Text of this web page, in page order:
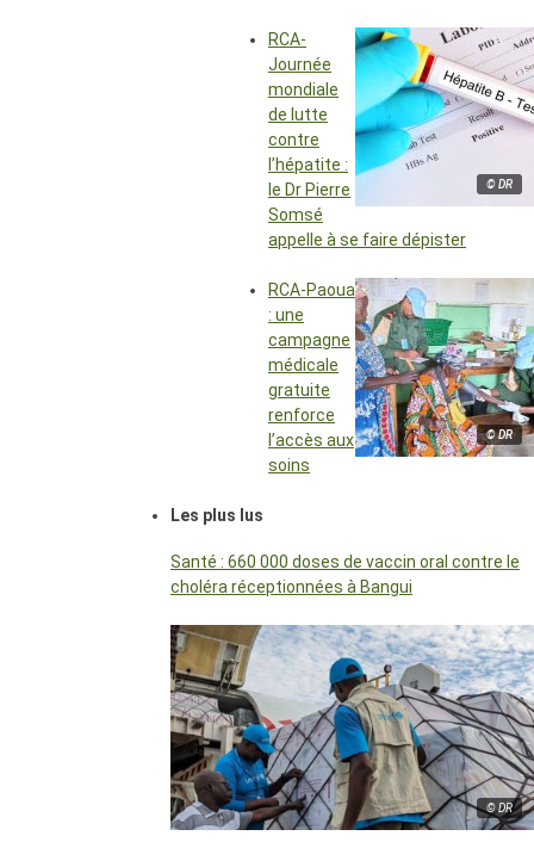
© DR
RCA-
Journée
mondiale
de lutte
contre
l’hépatite :
le Dr Pierre
Somsé
appelle à se faire dépister
© DR
RCA-Paoua
: une
campagne
médicale
gratuite
renforce
l’accès aux
soins
Les plus lus
Santé : 660 000 doses de vaccin oral contre le
choléra réceptionnées à Bangui
© DR